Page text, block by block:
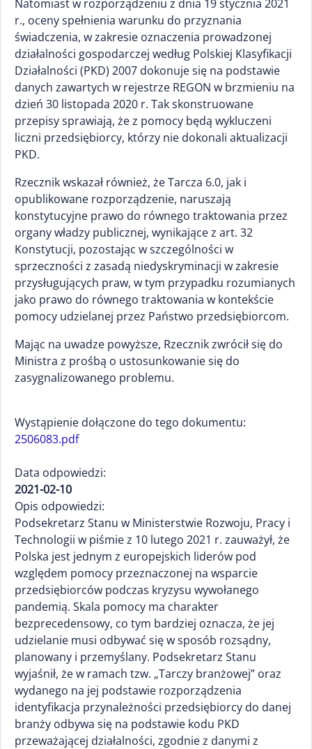
Natomiast w rozporządzeniu z dnia 19 stycznia 2021
r., oceny spełnienia warunku do przyznania
świadczenia, w zakresie oznaczenia prowadzonej
działalności gospodarczej według Polskiej Klasyfikacji
Działalności (PKD) 2007 dokonuje się na podstawie
danych zawartych w rejestrze REGON w brzmieniu na
dzień 30 listopada 2020 r. Tak skonstruowane
przepisy sprawiają, że z pomocy będą wykluczeni
liczni przedsiębiorcy, którzy nie dokonali aktualizacji
PKD.
Rzecznik wskazał również, że Tarcza 6.0, jak i
opublikowane rozporządzenie, naruszają
konstytucyjne prawo do równego traktowania przez
organy władzy publicznej, wynikające z art. 32
Konstytucji, pozostając w szczególności w
sprzeczności z zasadą niedyskryminacji w zakresie
przysługujących praw, w tym przypadku rozumianych
jako prawo do równego traktowania w kontekście
pomocy udzielanej przez Państwo przedsiębiorcom.
Mając na uwadze powyższe, Rzecznik zwrócił się do
Ministra z prośbą o ustosunkowanie się do
zasygnalizowanego problemu.
Wystąpienie dołączone do tego dokumentu:
2506083.pdf
Data odpowiedzi:
2021-02-10
Opis odpowiedzi:
Podsekretarz Stanu w Ministerstwie Rozwoju, Pracy i
Technologii w piśmie z 10 lutego 2021 r. zauważył, że
Polska jest jednym z europejskich liderów pod
względem pomocy przeznaczonej na wsparcie
przedsiębiorców podczas kryzysu wywołanego
pandemią. Skala pomocy ma charakter
bezprecedensowy, co tym bardziej oznacza, że jej
udzielanie musi odbywać się w sposób rozsądny,
planowany i przemyślany. Podsekretarz Stanu
wyjaśnił, że w ramach tzw. „Tarczy branżowej” oraz
wydanego na jej podstawie rozporządzenia
identyfikacja przynależności przedsiębiorcy do danej
branży odbywa się na podstawie kodu PKD
przeważającej działalności, zgodnie z danymi z